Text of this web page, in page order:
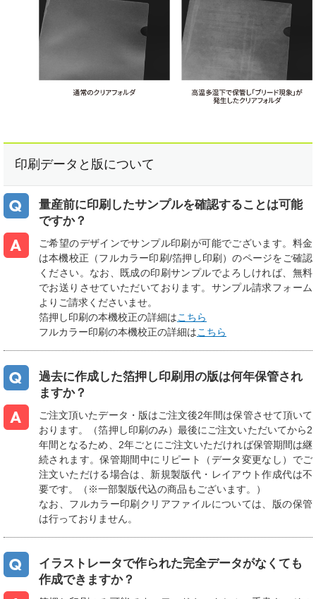
印刷データと版について
量産前に印刷したサンプルを確認することは可能
ですか？
ご希望のデザインでサンプル印刷が可能でございます。料金
は本機校正（フルカラー印刷/箔押し印刷）のページをご確認
ください。なお、既成の印刷サンプルでよろしければ、無料
でお送りさせていただいております。サンプル請求フォーム
よりご請求くださいませ。
箔押し印刷の本機校正の詳細はこちら
フルカラー印刷の本機校正の詳細はこちら
過去に作成した箔押し印刷用の版は何年保管され
ますか？
ご注文頂いたデータ・版はご注文後2年間は保管させて頂いて
おります。（箔押し印刷のみ）最後にご注文いただいてから2
年間となるため、2年ごとにご注文いただければ保管期間は継
続されます。保管期間中にリピート（データ変更なし）でご
注文いただける場合は、新規製版代・レイアウト作成代は不
要です。（※一部製版代込の商品もございます。）
なお、フルカラー印刷クリアファイルについては、版の保管
は行っておりません。
イラストレータで作られた完全データがなくても
作成できますか？